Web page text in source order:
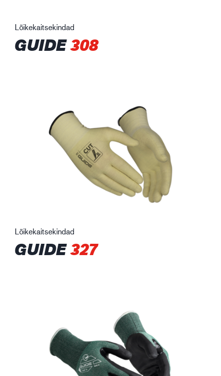
Lõikekaitsekindad
GUIDE308
Lõikekaitsekindad
GUIDE327